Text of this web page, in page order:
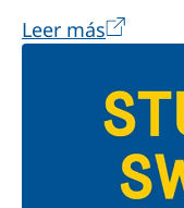
Leer más